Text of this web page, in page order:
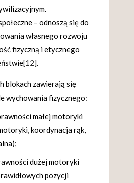
– odnoszą się do
własnego rozwoju
fizyczną i etycznego
[12].
blokach zawierają się
wychowania fizycznego:
małej motoryki
koordynacja rąk,
dużej motoryki
pozycji